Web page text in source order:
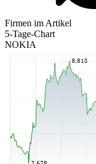
Firmen im Artikel
5-Tage-Chart
NOKIA